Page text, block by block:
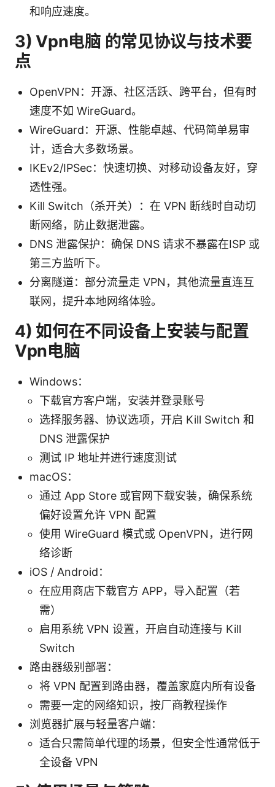
和响应速度。
3) Vpn电脑 的常见协议与技术要
点
OpenVPN：开源、社区活跃、跨平台，但有时
速度不如 WireGuard。
WireGuard：开源、性能卓越、代码简单易审
计，适合大多数场景。
IKEv2/IPSec：快速切换、对移动设备友好，穿
透性强。
Kill Switch（杀开关）：在 VPN 断线时自动切
断网络，防止数据泄露。
DNS 泄露保护：确保 DNS 请求不暴露在ISP 或
第三方监听下。
分离隧道：部分流量走 VPN，其他流量直连互
联网，提升本地网络体验。
4) 如何在不同设备上安装与配置
Vpn电脑
Windows：
下载官方客户端，安装并登录账号
选择服务器、协议选项，开启 Kill Switch 和
DNS 泄露保护
测试 IP 地址并进行速度测试
macOS：
通过 App Store 或官网下载安装，确保系统
偏好设置允许 VPN 配置
使用 WireGuard 模式或 OpenVPN，进行网
络诊断
iOS / Android：
在应用商店下载官方 APP，导入配置（若
需）
启用系统 VPN 设置，开启自动连接与 Kill
Switch
路由器级别部署：
将 VPN 配置到路由器，覆盖家庭内所有设备
需要一定的网络知识，按厂商教程操作
浏览器扩展与轻量客户端：
适合只需简单代理的场景，但安全性通常低于
全设备 VPN